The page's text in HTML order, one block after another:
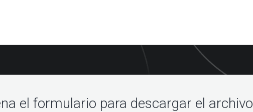
el formulario para descargar el archivo